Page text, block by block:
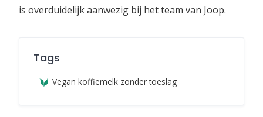
is overduidelijk aanwezig bij het team van Joop.
Tags
Vegan koffiemelk zonder toeslag